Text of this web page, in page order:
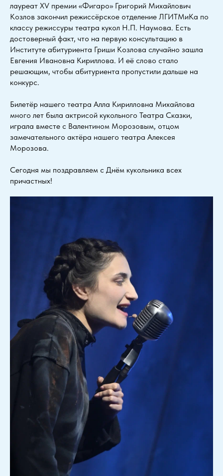
лауреат XV премии «Фигаро» Григорий Михайлович
Козлов закончил режиссёрское отделение ЛГИТМиКа по
классу режиссуры театра кукол Н.П. Наумова. Есть
достоверный факт, что на первую консультацию в
Институте абитуриента Гриши Козлова случайно зашла
Евгения Ивановна Кириллова. И её слово стало
решающим, чтобы абитуриента пропустили дальше на
конкурс.
Билетёр нашего театра Алла Кирилловна Михайлова
много лет была актрисой кукольного Театра Сказки,
играла вместе с Валентином Морозовым, отцом
замечательного актёра нашего театра Алексея
Морозова.
Сегодня мы поздравляем с Днём кукольника всех
причастных!